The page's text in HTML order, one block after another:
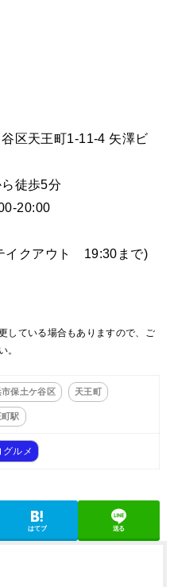
区天王町1-11-4 矢澤ビ
徒歩5分
20:00
クアウト 19:30まで)
している場合もありますので、ご
。
市保土ケ谷区 天王町
町駅
グルメ
はてブ 送る